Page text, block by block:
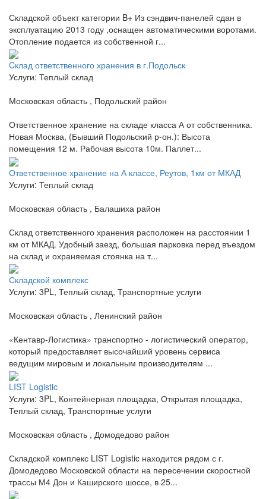
Складской объект категории B+ Из сэндвич-панелей сдан в
эксплуатацию 2013 году ,оснащен автоматическими воротами.
Отопление подается из собственной г...
Cклад ответственного хранения в г.Подольск
Услуги: Теплый склад
Московская область , Подольский район
Ответственное хранение на складе класса А от собственника.
Новая Москва, (Бывший Подольский р-он.): Высота
помещения 12 м. Рабочая высота 10м. Паллет...
Ответственное хранение на А классе, Реутов, 1км от МКАД
Услуги: Теплый склад
Московская область , Балашиха район
Склад ответственного хранения расположен на расстоянии 1
км от МКАД. Удобный заезд, большая парковка перед въездом
на склад и охраняемая стоянка на т...
Складской комплекс
Услуги: 3PL, Теплый склад, Транспортные услуги
Московская область , Ленинский район
«Кентавр-Логистика» транспортно - логистический оператор,
который предоставляет высочайший уровень сервиса
ведущим мировым и локальным производителям ...
LIST Logistic
Услуги: 3PL, Контейнерная площадка, Открытая площадка,
Теплый склад, Транспортные услуги
Московская область , Домодедово район
Складской комплекс LIST Logistic находится рядом с г.
Домодедово Московской области на пересечении скоростной
трассы М4 Дон и Каширского шоссе, в 25...